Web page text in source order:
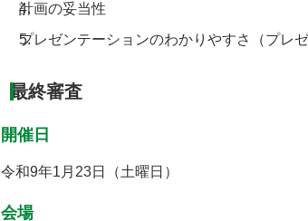
計画の妥当性
プレゼンテーションのわかりやすさ（プレ
最終審査
開催日
令和9年1月23日（土曜日）
会場